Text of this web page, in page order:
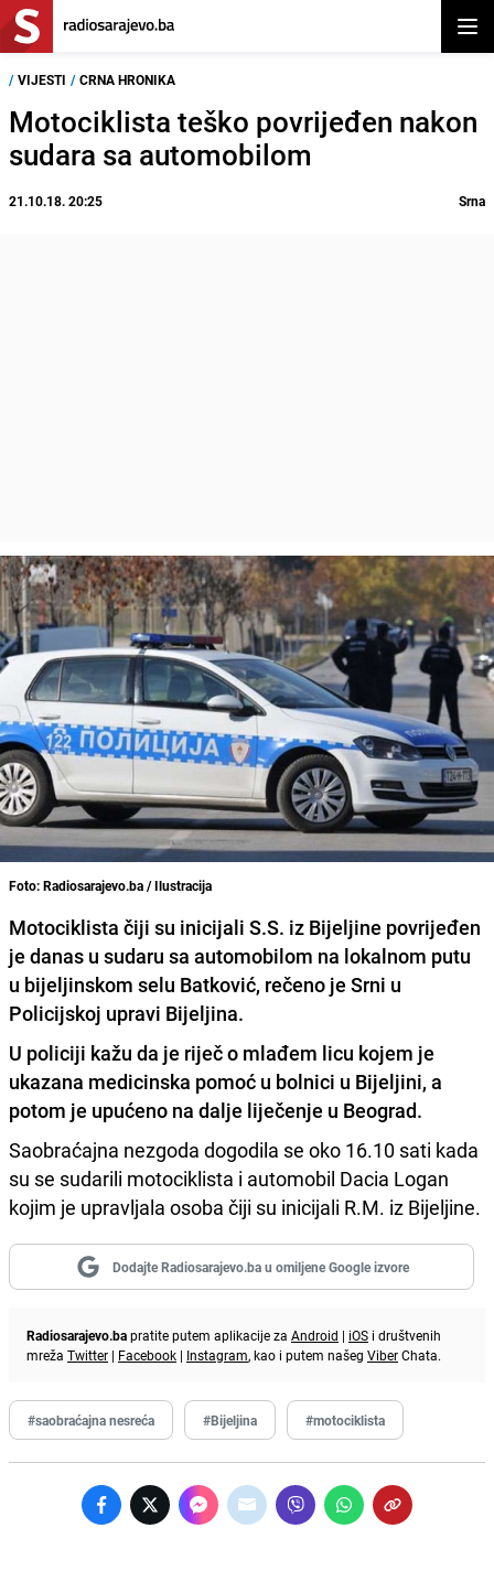
/ VIJESTI / CRNA HRONIKA
Motociklista teško povrijeđen nakon
sudara sa automobilom
21.10.18. 20:25 Srna
Foto: Radiosarajevo.ba / Ilustracija
Motociklista čiji su inicijali S.S. iz Bijeljine povrijeđen
je danas u sudaru sa automobilom na lokalnom putu
u bijeljinskom selu Batković, rečeno je Srni u
Policijskoj upravi Bijeljina.
U policiji kažu da je riječ o mlađem licu kojem je
ukazana medicinska pomoć u bolnici u Bijeljini, a
potom je upućeno na dalje liječenje u Beograd.
Saobraćajna nezgoda dogodila se oko 16.10 sati kada
su se sudarili motociklista i automobil Dacia Logan
kojim je upravljala osoba čiji su inicijali R.M. iz Bijeljine.
Dodajte Radiosarajevo.ba u omiljene Google izvore
Radiosarajevo.bapratite putem aplikacije za Android | iOS i društvenih
mreža Twitter | Facebook | Instagram, kao i putem našeg ViberChata.
#saobraćajna nesreća #Bijeljina #motociklista